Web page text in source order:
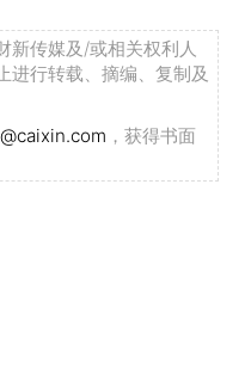
新传媒及/或相关权利人
进行转载、摘编、复制及
，获得书面